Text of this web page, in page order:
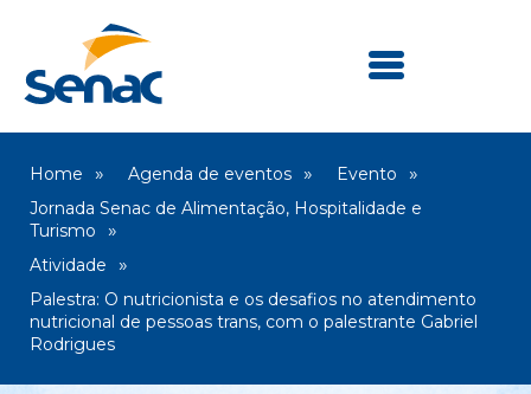
Home Agenda de eventos
Evento
Jornada Senac de Alimentação, Hospitalidade e
Turismo
Atividade
Palestra: O nutricionista e os desafios no atendimento
nutricional de pessoas trans, com o palestrante Gabriel
Rodrigues